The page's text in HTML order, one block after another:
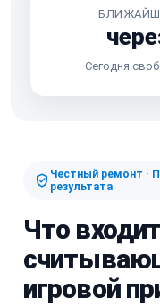
Сегодня
Честный ремонт ·
результата
Что
игровой